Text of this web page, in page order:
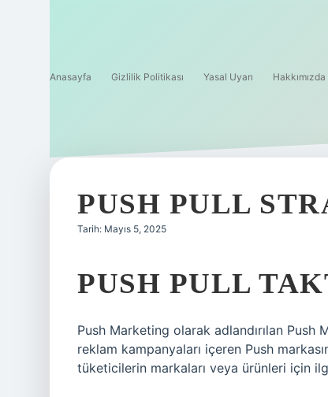
Anasayfa Gizlilik Politikası Yasal Uyarı Hakkımızda
PUSH PULL
Tarih: Mayıs 5, 2025
PUSH PULL
Push Marketing olarak adlandırılan
reklam kampanyaları içeren Push
tüketicilerin markaları veya ürünleri için